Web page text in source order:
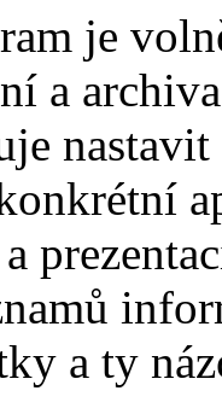
je
a
nastavit
a ty